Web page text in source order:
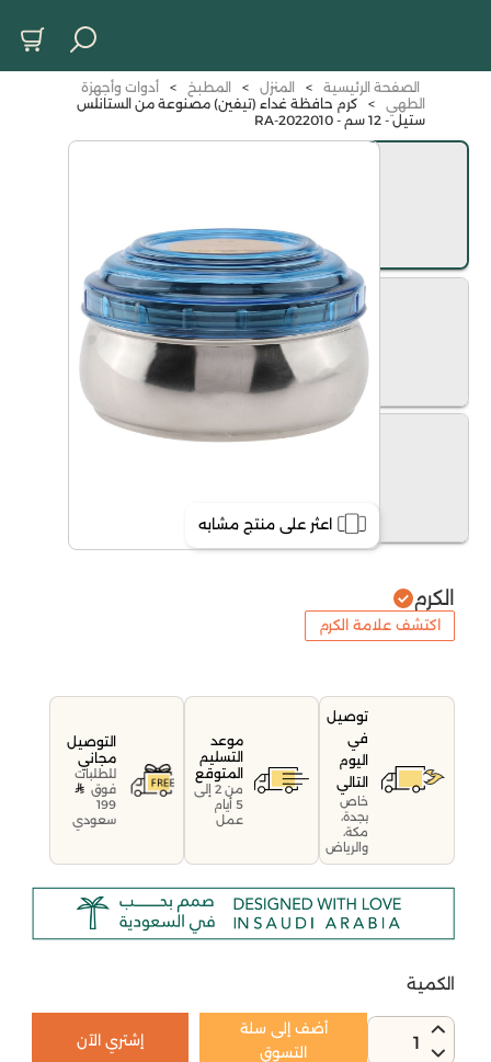
الصفحة الرئيسية > المنزل > المطبخ >
أدوات وأجهزة
الطهي
>
كرم حافظة غداء (تيفين) مصنوعة من الستانلس
ستيل - 12 سم - RA-2022010
اعثر على منتج مشابه
الكرم
اكتشف علامة الكرم
توصيل
في
اليوم
التالي
خاص
بجدة،
مكة،
والرياض
موعد
التسليم
المتوقع
من 2 إلى
5 أيام
عمل
التوصيل
مجاني
للطلبات
فوق
199
سعودي
الكمية
1
أضف إلى سلة
التسوق
إشتري الآن